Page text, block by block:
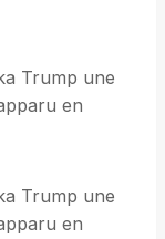
Trump une
en
Trump une
en